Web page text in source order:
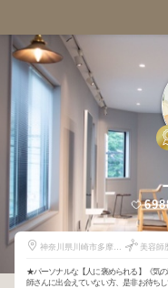
神奈川県川崎市多摩区
美容師
★パーソナルな【人に褒められる】《気
師さんに出会えていない方、是非お待ちし